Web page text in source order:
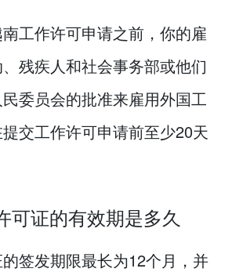
工作许可申请之前，你的雇
残疾人和社会事务部或他们
委员会的批准来雇用外国工
交工作许可申请前至少20天
可证的有效期是多久
签发期限最长为12个月，并